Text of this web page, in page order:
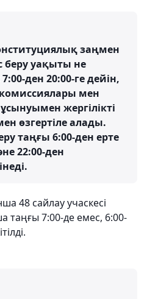
заңмен
беру уақыты не
ден 20:00-ге дейін,
комиссиялары мен
ұсынуымен жергілікті
өзгертіле алады.
таңғы 6:00-ден ерте
22:00-ден
48 сайлау учаскесі
таңғы 7:00-де емес, 6:00-